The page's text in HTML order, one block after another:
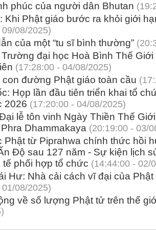
phúc của người dân Bhutan
Khi Phật giáo bước ra khỏi giới
08/2025)
của một “tu sĩ bình thường”
đại học Hoà Bình Thế
(17:28:00 - 04/08/2025)
con đường Phật giáo toàn cầu
Họp lần đầu tiên triển khai tổ
2026 (17:20:00 - 04/08/2025)
lễ tôn vinh Ngày Thiền Thế
Dhammakaya (20:19:00 - 03/
Phật từ Piprahwa chính thức hồi
Độ sau 127 năm - Sự kiện lịch
tế phối hợp tổ chức (14:44:00 - 02/
Hư: Nhà cải cách vĩ đại của Phật
08/2025)
về số lượng Phật tử trên thế